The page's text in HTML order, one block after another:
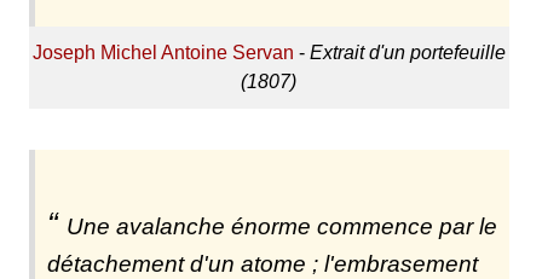
Joseph Michel Antoine Servan - Extrait d'un portefeuille
(1807)
Une avalanche énorme commence par le
détachement d'un atome ; l'embrasement